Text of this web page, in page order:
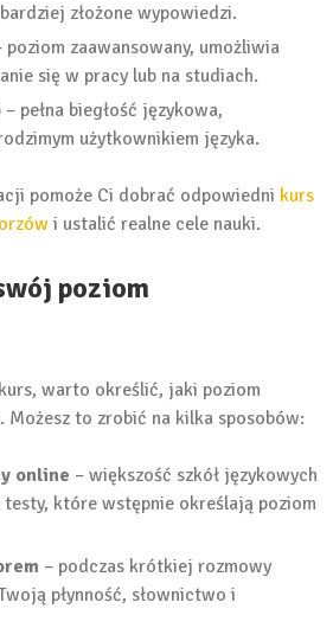
złożone wypowiedzi.
poziom zaawansowany, umożliwia
się w pracy lub na studiach.
– pełna biegłość językowa,
użytkownikiem języka.
pomoże Ci dobrać odpowiedni kurs
i ustalić realne cele nauki.
poziom
warto określić, jaki poziom
Możesz to zrobić na kilka sposobów:
online – większość szkół językowych
które wstępnie określają poziom
– podczas krótkiej rozmowy
płynność, słownictwo i